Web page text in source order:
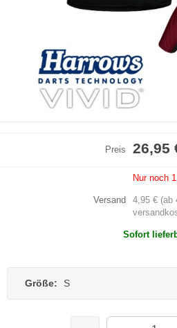
Preis 26,95
Nur noch
Versand
4,95 € (ab
Sofort
Größe: S